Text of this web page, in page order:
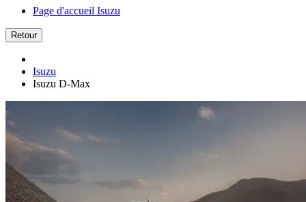
Page d'accueil Isuzu
Retour
Isuzu
Isuzu D-Max